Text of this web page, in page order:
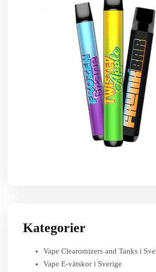
Kategorier
Vape Clearomizers and Tanks i
Vape E-vätskor i Sverige